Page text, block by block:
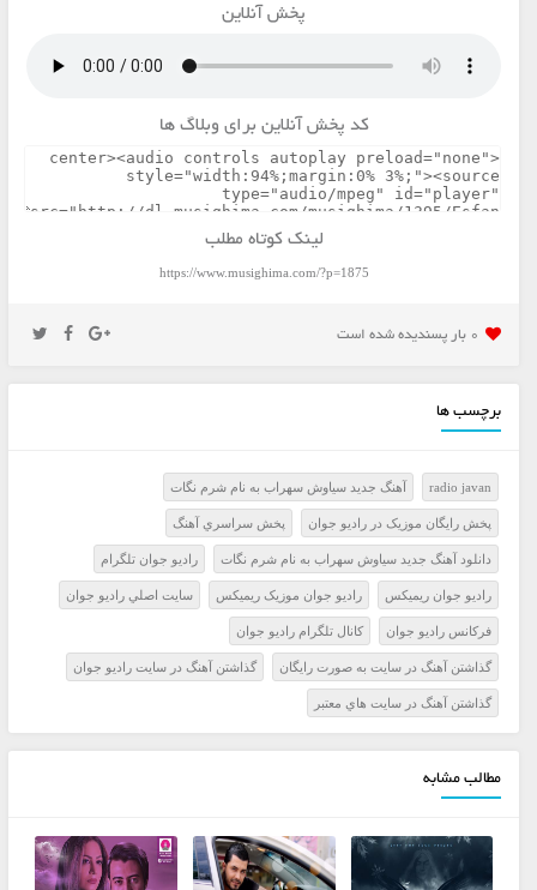
پخش آنلاین
کد پخش آنلاین برای وبلاگ ها
لینک کوتاه مطلب
https://www.musighima.com/?p=1875
0 بار پسنديده شده است
برچسب ها
radio javan آهنگ جدید سیاوش سهراب به نام شرم نگات
پخش رايگان موزيک در راديو جوان پخش سراسري آهنگ
دانلود آهنگ جدید سیاوش سهراب به نام شرم نگات راديو جوان تلگرام
راديو جوان ريميکس راديو جوان موزيک ريميکس سايت اصلي راديو جوان
فرکانس راديو جوان کانال تلگرام راديو جوان
گذاشتن آهنگ در سايت به صورت رايگان گذاشتن آهنگ در سايت راديو جوان
گذاشتن آهنگ در سايت هاي معتبر
مطالب مشابه